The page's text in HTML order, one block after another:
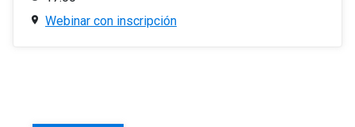
Webinar con inscripción